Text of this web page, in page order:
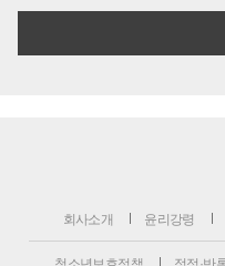
회사소개 윤리강령